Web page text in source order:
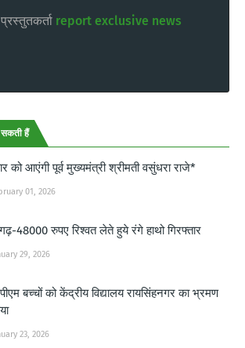
प्रस्तुतकर्ता report exclusive news
हैं
को आएंगी पूर्व मुख्यमंत्री श्रीमती वसुंधरा राजे*
01, 2026
48000 रुपए रिश्वत लेते हुये रंगे हाथो गिरफ्तार
29, 2026
बच्चों को केंद्रीय विद्यालय रायसिंहनगर का भ्रमण
23, 2026